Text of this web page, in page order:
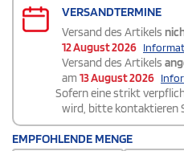
VERSANDTERMINE
Versand des Artikels
12 August 2026
Versand des Artikels
am 13 August 2026
Sofern eine strikt
wird, bitte kontaktieren
EMPFOHLENDE MENGE